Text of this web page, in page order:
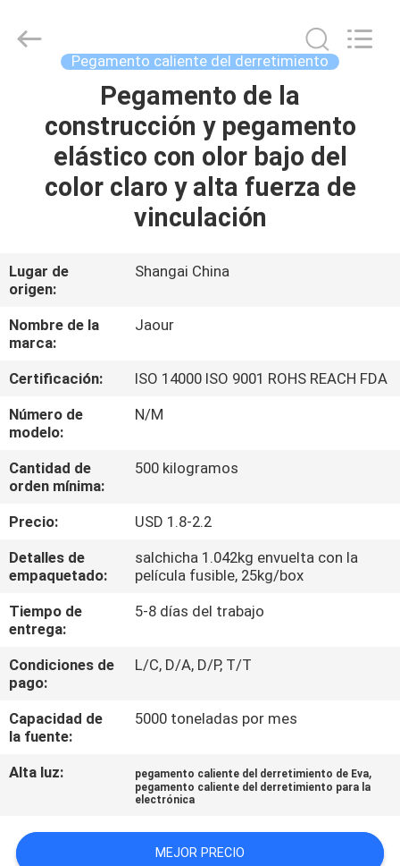
PRODUCTOS
VISITA
A
LA
FÁBRICA
CONTROL
DE
CONTACTA
CON
NOSOTROS
NOTICIAS
CASOS
UNA CITA
Jaour
Adhesive
Pegamento caliente del derretimiento
Pegamento de la
construcción y pegamento
elástico con olor bajo del
color claro y alta fuerza de
vinculación
Lugar de
origen:
Shangai China
Nombre de la
marca:
Jaour
Certificación:
ISO 14000 ISO 9001 ROHS REACH FDA
Número de
modelo:
N/M
Cantidad de
orden mínima:
500 kilogramos
Precio:
USD 1.8-2.2
Detalles de
empaquetado:
salchicha 1.042kg envuelta con la
película fusible, 25kg/box
Tiempo de
entrega:
5-8 días del trabajo
Condiciones de
pago:
L/C, D/A, D/P, T/T
Capacidad de
la fuente:
5000 toneladas por mes
Alta luz: pegamento caliente del derretimiento de Eva,
pegamento caliente del derretimiento para la
electrónica
MEJOR PRECIO